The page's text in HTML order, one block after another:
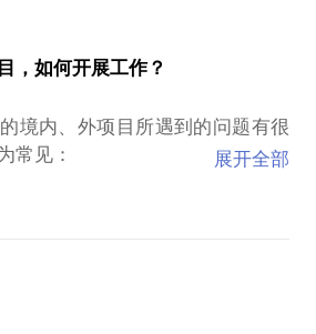
，如何开展工作？
境内、外项目所遇到的问题有很
常见：
领域的境外建设项目，该如何着
划一变再变，时间一推再推，迟
展开全部